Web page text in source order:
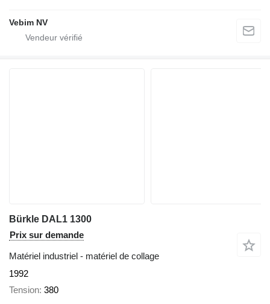
Vebim NV
Bürkle DAL1 1300
Prix sur demande
Matériel industriel - matériel de collage
1992
Tension 380